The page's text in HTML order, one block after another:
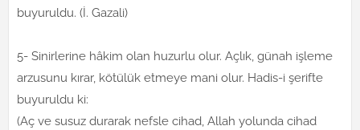
buyuruldu. (İ. Gazali)
5- Sinirlerine hâkim olan huzurlu olur. Açlık, günah işleme
arzusunu kırar, kötülük etmeye mani olur. Hadis-i şerifte
buyuruldu ki:
(Aç ve susuz durarak nefsle cihad, Allah yolunda cihad